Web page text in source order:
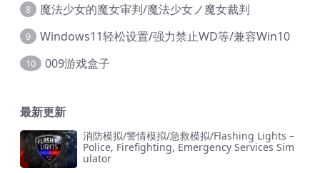
8 魔法少女的魔女审判/魔法少女ノ魔女裁判
9 Windows11轻松设置/强力禁止WD等/兼容Win10
10 009游戏盒子
最新更新
消防模拟/警情模拟/急救模拟/Flashing Lights –
Police, Firefighting, Emergency Services Sim
ulator